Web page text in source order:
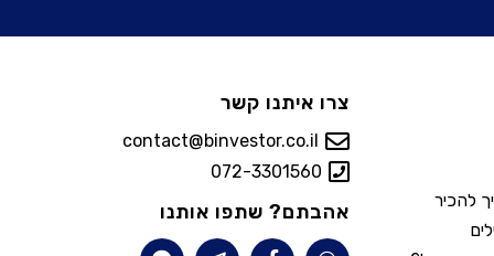
להכיר
צרו איתנו קשר
contact@binvestor.co.il
072-3301560
אהבתם? שתפו אותנו